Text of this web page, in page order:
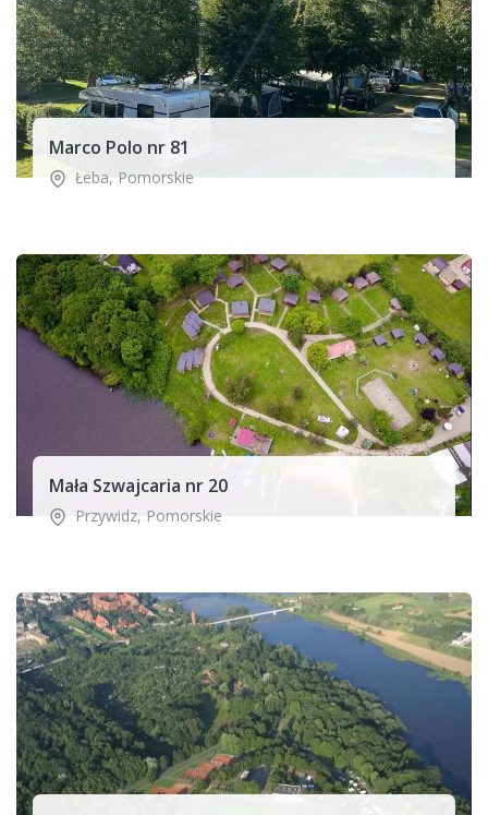
Marco Polo nr 81
Łeba, Pomorskie
Mała Szwajcaria nr 20
Przywidz, Pomorskie